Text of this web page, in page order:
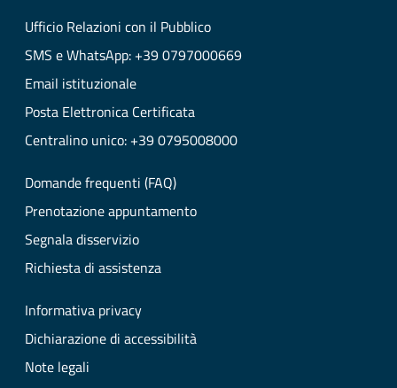
Ufficio Relazioni con il Pubblico
SMS e WhatsApp: +39 0797000669
Email istituzionale
Posta Elettronica Certificata
Centralino unico: +39 0795008000
Domande frequenti (FAQ)
Prenotazione appuntamento
Segnala disservizio
Richiesta di assistenza
Informativa privacy
Dichiarazione di accessibilità
Note legali